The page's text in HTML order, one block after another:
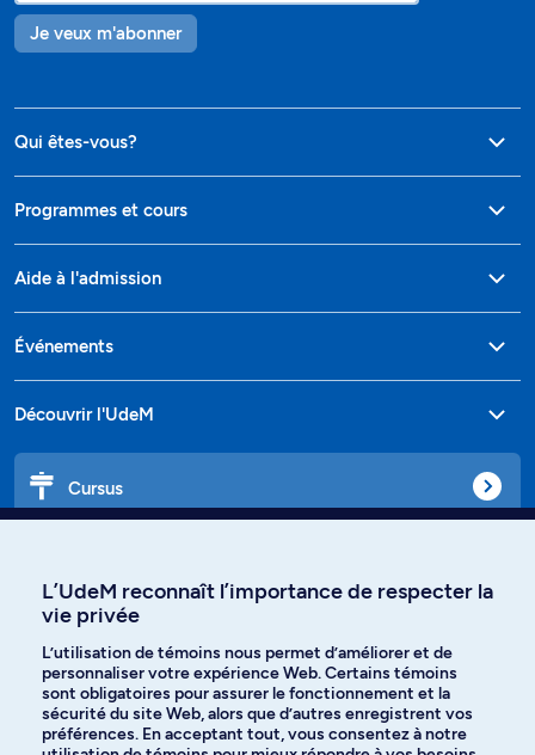
Je veux m'abonner
Qui êtes-vous?
Programmes et cours
Aide à l'admission
Événements
Découvrir l'UdeM
Cursus
Langues
Facebook Instagram
L’UdeM reconnaît l’importance de respecter la
vie privée
L’utilisation de témoins nous permet d’améliorer et de
personnaliser votre expérience Web. Certains témoins
sont obligatoires pour assurer le fonctionnement et la
sécurité du site Web, alors que d’autres enregistrent vos
préférences. En acceptant tout, vous consentez à notre